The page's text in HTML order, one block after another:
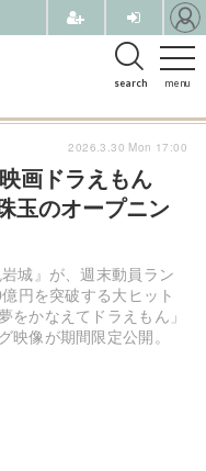
menu
search
画ドラえもん
玉のオープニン
城』が、週末動員ラン
円を突破する大ヒット
をかなえてドラえもん」
映像が期間限定公開。
2026.3.30 Mon 17:00